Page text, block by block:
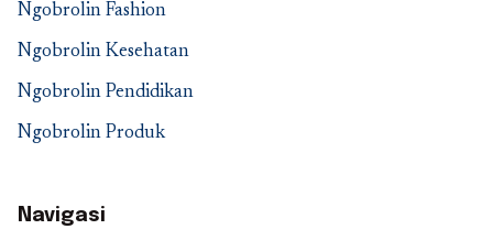
Ngobrolin Fashion
Ngobrolin Kesehatan
Ngobrolin Pendidikan
Ngobrolin Produk
Navigasi